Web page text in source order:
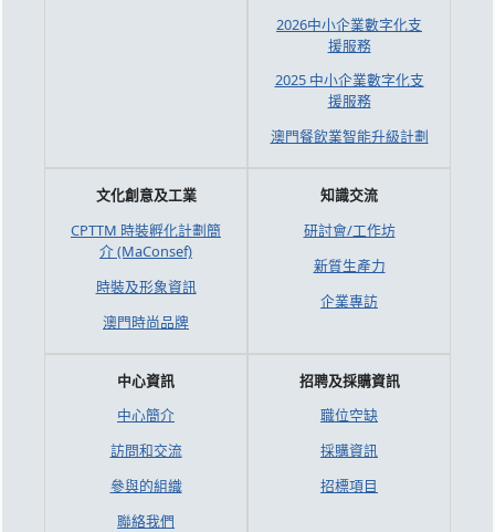
2026中小企業數字化支
援服務
2025 中小企業數字化支
援服務
澳門餐飲業智能升級計劃
文化創意及工業
CPTTM 時裝孵化計劃簡
介 (MaConsef)
時裝及形象資訊
澳門時尚品牌
知識交流
研討會/工作坊
新質生產力
企業專訪
中心資訊
中心簡介
訪問和交流
參與的組織
聯絡我們
招聘及採購資訊
職位空缺
採購資訊
招標項目